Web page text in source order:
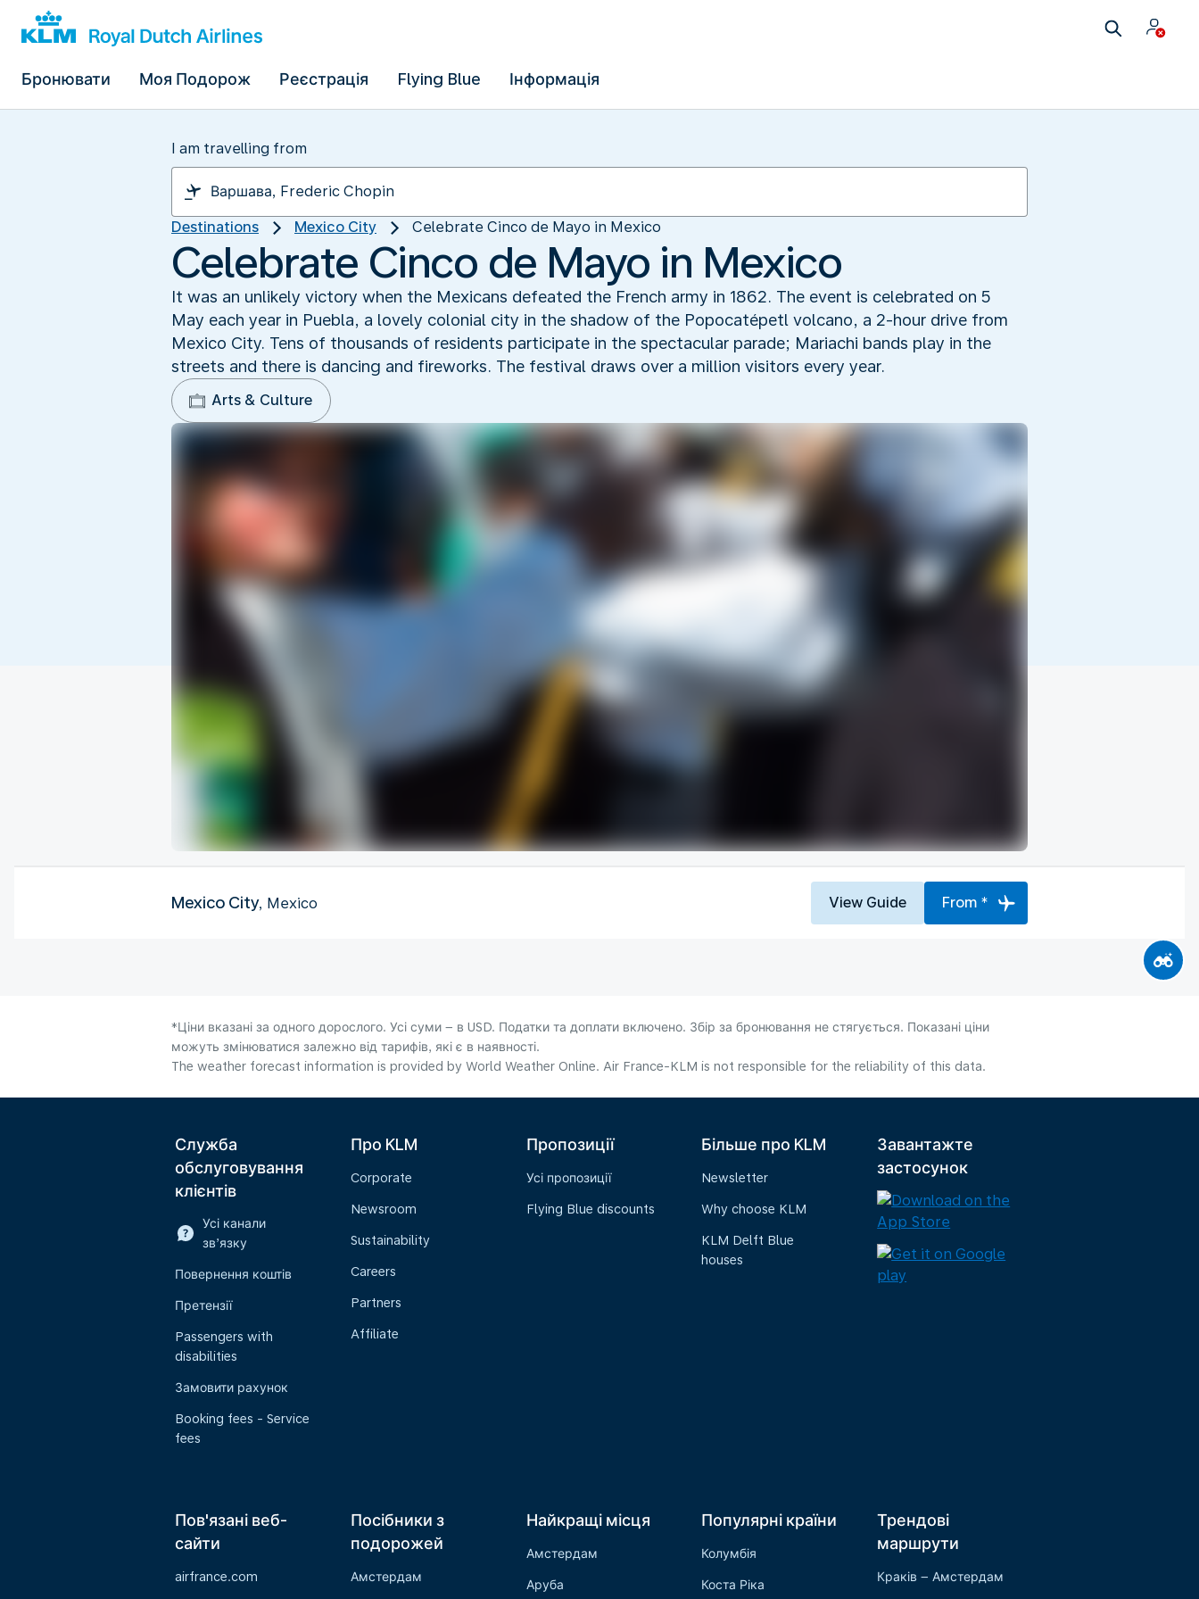
Бронювати Моя Подорож Реєстрація Flying Blue Інформація
I am travelling from
Destinations Mexico City Celebrate Cinco de Mayo in Mexico
Celebrate Cinco de Mayo in Mexico
It was an unlikely victory when the Mexicans defeated the French army in 1862. The event is celebrated on 5
May each year in Puebla, a lovely colonial city in the shadow of the Popocatépetl volcano, a 2-hour drive from
Mexico City. Tens of thousands of residents participate in the spectacular parade; Mariachi bands play in the
streets and there is dancing and fireworks. The festival draws over a million visitors every year.
Arts & Culture
Mexico City, Mexico View Guide From *
*Ціни вказані за одного дорослого. Усі суми – в USD. Податки та доплати включено. Збір за бронювання не стягується. Показані ціни
можуть змінюватися залежно від тарифів, які є в наявності.
The weather forecast information is provided by World Weather Online. Air France-KLM is not responsible for the reliability of this data.
Служба
обслуговування
клієнтів
Усі канали
зв’язку
Повернення коштів
Претензії
Passengers with
disabilities
Замовити рахунок
Booking fees - Service
fees
Про KLM
Corporate
Newsroom
Sustainability
Careers
Partners
Affiliate
Пропозиції
Усі пропозиції
Flying Blue discounts
Більше про KLM
Newsletter
Why choose KLM
KLM Delft Blue
houses
Завантажте
застосунок
Пов'язані веб-
сайти
airfrance.com
Посібники з
подорожей
Амстердам
Найкращі місця
Амстердам
Аруба
Популярні країни
Колумбія
Коста Ріка
Трендові
маршрути
Краків – Амстердам